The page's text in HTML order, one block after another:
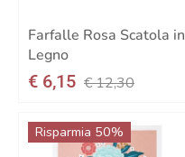
Farfalle Rosa Scatola in
Legno
€ 6,15 € 12,30
Risparmia 50%